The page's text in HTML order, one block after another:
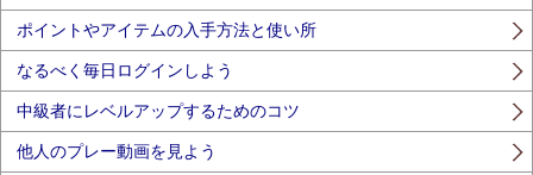
ポイントやアイテムの入手方法と使い所
なるべく毎日ログインしよう
中級者にレベルアップするためのコツ
他人のプレー動画を見よう